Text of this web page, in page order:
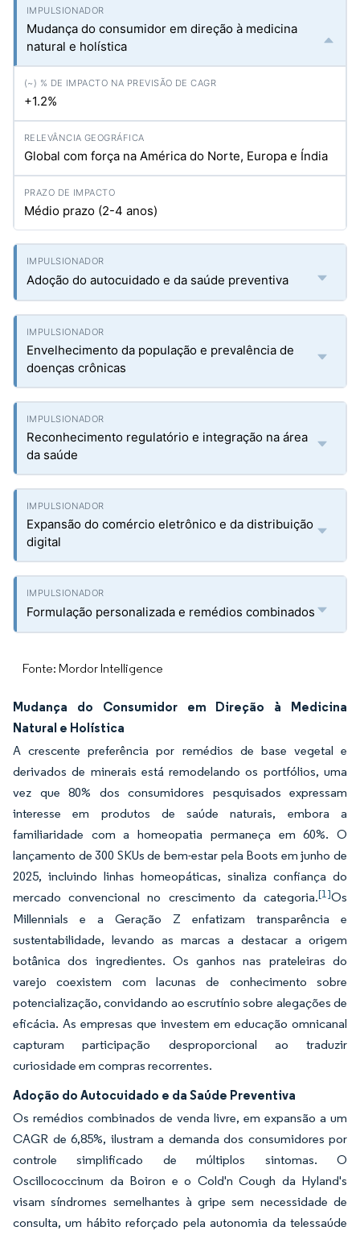
Mudança do consumidor em direção à medicina
natural e holística
+1.2%
Global com força na América do Norte, Europa e Índia
Médio prazo (2-4 anos)
Adoção do autocuidado e da saúde preventiva
Envelhecimento da população e prevalência de
doenças crônicas
Reconhecimento regulatório e integração na área
da saúde
Expansão do comércio eletrônico e da distribuição
digital
Formulação personalizada e remédios combinados
Fonte: Mordor Intelligence
Mudança do Consumidor em Direção à Medicina
Natural e Holística
A crescente preferência por remédios de base vegetal e
derivados de minerais está remodelando os portfólios, uma
vez que 80% dos consumidores pesquisados expressam
interesse em produtos de saúde naturais, embora a
familiaridade com a homeopatia permaneça em 60%. O
lançamento de 300 SKUs de bem-estar pela Boots em junho de
2025, incluindo linhas homeopáticas, sinaliza confiança do
mercado convencional no crescimento da categoria.[1]Os
Millennials e a Geração Z enfatizam transparência e
sustentabilidade, levando as marcas a destacar a origem
botânica dos ingredientes. Os ganhos nas prateleiras do
varejo coexistem com lacunas de conhecimento sobre
potencialização, convidando ao escrutínio sobre alegações de
eficácia. As empresas que investem em educação omnicanal
capturam participação desproporcional ao traduzir
curiosidade em compras recorrentes.
Adoção do Autocuidado e da Saúde Preventiva
Os remédios combinados de venda livre, em expansão a um
CAGR de 6,85%, ilustram a demanda dos consumidores por
controle simplificado de múltiplos sintomas. O
Oscillococcinum da Boiron e o Cold'n Cough da Hyland's
visam síndromes semelhantes à gripe sem necessidade de
consulta, um hábito reforçado pela autonomia da telessaúde